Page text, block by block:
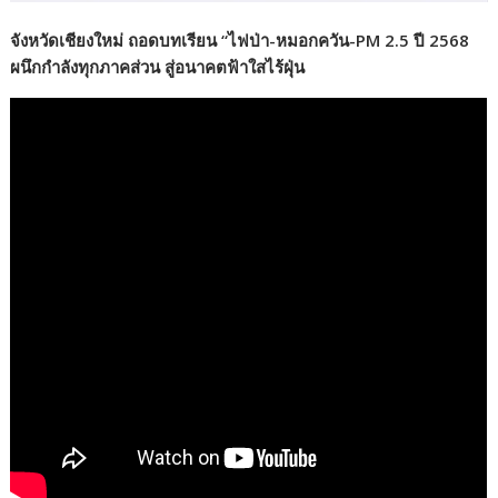
จังหวัดเชียงใหม่ ถอดบทเรียน “ไฟป่า-หมอกควัน-PM 2.5 ปี 2568
ผนึกกำลังทุกภาคส่วน สู่อนาคตฟ้าใสไร้ฝุ่น